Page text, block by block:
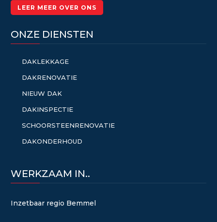
LEER MEER OVER ONS
ONZE DIENSTEN
DAKLEKKAGE
DAKRENOVATIE
NIEUW DAK
DAKINSPECTIE
SCHOORSTEENRENOVATIE
DAKONDERHOUD
WERKZAAM IN..
Inzetbaar regio Bemmel